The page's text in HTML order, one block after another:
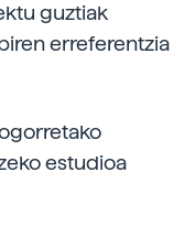
guztiak
erreferentzia
estudioa